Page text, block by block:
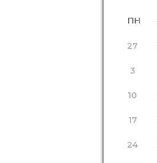
ПН
27
3
10
17
24